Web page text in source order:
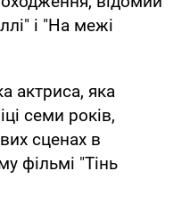
і "На межі
актриса, яка
семи років,
сценах в
фільмі "Тінь